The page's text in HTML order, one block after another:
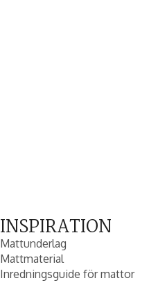
INSPIRATION
Mattunderlag
Mattmaterial
Inredningsguide för mattor